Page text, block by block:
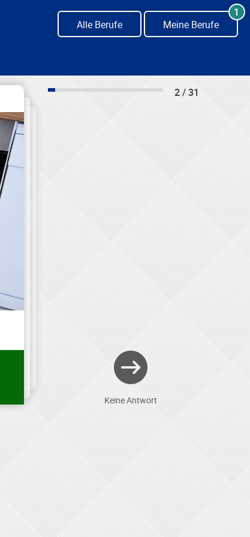
Alle Berufe Meine Berufe
1
2 / 31
Keine Antwort